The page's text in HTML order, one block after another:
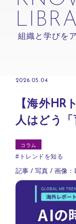
組織と学びを
2026.05.04
【海外HR
人はどう
コラム
# トレンドを知る
記事 / 写真 / 画像